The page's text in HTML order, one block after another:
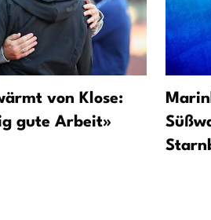
von Klose:
gute Arbeit»